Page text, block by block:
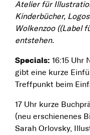
Atelier für
Kinderbücher,
Wolkenzoo ((Label
entstehen.
Specials: 16:15 Uhr
gibt eine kurze
Treffpunkt beim
17 Uhr kurze
(neu erschienenes
Sarah Orlovsky,